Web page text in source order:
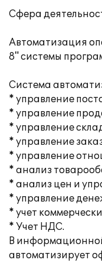
Сфера
Автоматизация
8" системы
Система
* управление
* управление
* управление
* управление
* управление
* анализ
* анализ цен и
* управление
* учет
* Учет НДС.
В
автоматизирует